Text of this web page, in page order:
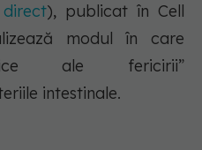
), publicat în Cell
modul în care
ale fericirii”
intestinale.